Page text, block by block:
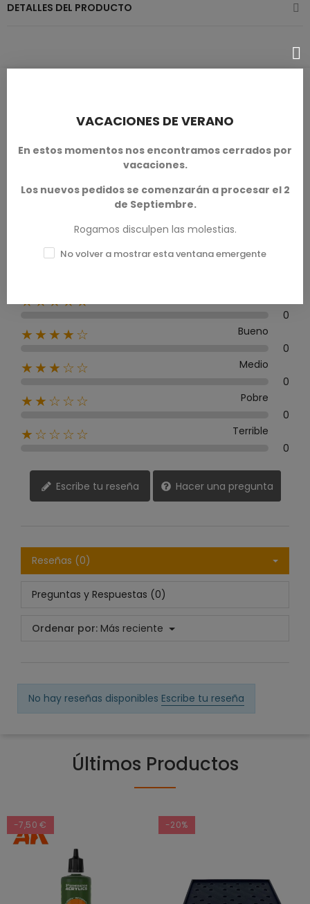
DETALLES DEL PRODUCTO
Calificación media
0.0
0 Reseña
★★★★★
0
★★★★☆
Bueno
0
★★★☆☆
Medio
0
★★☆☆☆
Pobre
0
★☆☆☆☆
Terrible
0
Escribe tu reseña Hacer una pregunta
Reseñas (0)
Preguntas y Respuestas (0)
Ordenar por: Más reciente
No hay reseñas disponibles Escribe tu reseña
Últimos Productos
-7,50 € -20%
VACACIONES DE VERANO
En estos momentos nos encontramos cerrados por
vacaciones.
Los nuevos pedidos se comenzarán a procesar el 2
de Septiembre.
Rogamos disculpen las molestias.
No volver a mostrar esta ventana emergente